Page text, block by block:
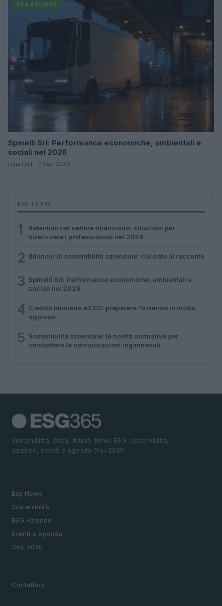
ESG AZIENDE
Spinelli Srl: Performance economiche, ambientali e
sociali nel 2026
Ilaria Galli · 7 Ago 2026
PIÙ LETTI
1
Retention nel settore finanziario: soluzioni per
fidelizzare i professionisti nel 2026
2 Bilancio di sostenibilità aziendale: dal dato al racconto
3 Spinelli Srl: Performance economiche, ambientali e
sociali nel 2026
4 Credito bancario e ESG: preparare l’azienda in modo
rigoroso
5 Sostenibilità aziendale: le novità normative per
combattere le comunicazioni ingannevoli
Sostenibilità, etica, futuro. News ESG, sostenibilità,
aziende, eventi e agenda Onu 2030.
Esg News
Sostenibilità
ESG Aziende
Eventi e Agenda
Onu 2030
Contattaci